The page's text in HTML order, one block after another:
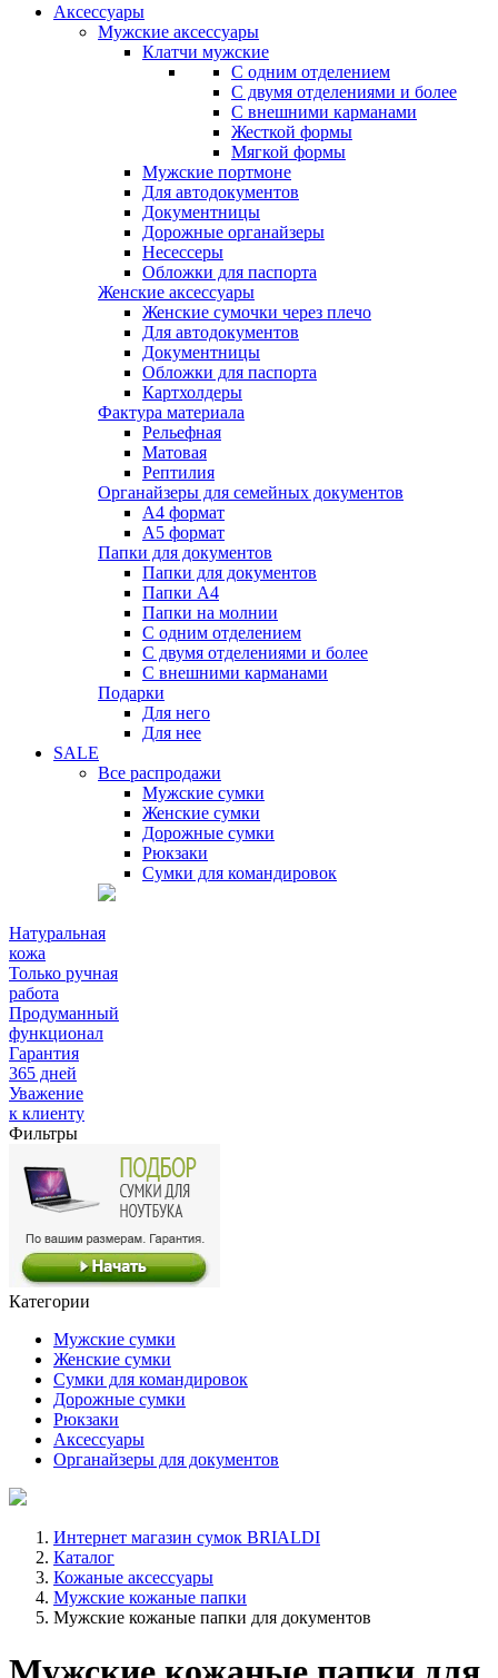
Аксессуары
Мужские аксессуары
Клатчи мужские
С одним отделением
С двумя отделениями и более
С внешними карманами
Жесткой формы
Мягкой формы
Мужские портмоне
Для автодокументов
Документницы
Дорожные органайзеры
Несессеры
Обложки для паспорта
Женские аксессуары
Женские сумочки через плечо
Для автодокументов
Документницы
Обложки для паспорта
Картхолдеры
Фактура материала
Рельефная
Матовая
Рептилия
Органайзеры для семейных документов
А4 формат
А5 формат
Папки для документов
Папки для документов
Папки А4
Папки на молнии
С одним отделением
С двумя отделениями и более
С внешними карманами
Подарки
Для него
Для нее
SALE
Все распродажи
Мужские сумки
Женские сумки
Дорожные сумки
Рюкзаки
Сумки для командировок
Натуральная
кожа
Только ручная
работа
Продуманный
функционал
Гарантия
365 дней
Уважение
к клиенту
Фильтры
Категории
Мужские сумки
Женские сумки
Сумки для командировок
Дорожные сумки
Рюкзаки
Аксессуары
Органайзеры для документов
Интернет магазин сумок BRIALDI
Каталог
Кожаные аксессуары
Мужские кожаные папки
Мужские кожаные папки для документов